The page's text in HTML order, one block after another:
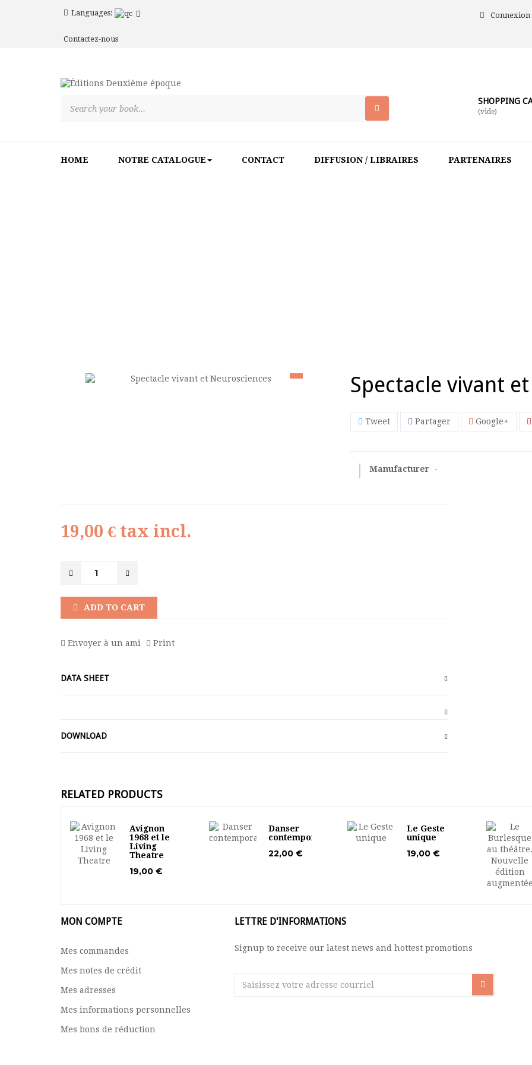
Languages: Connexion
Contactez-nous
SHOPPING
(vide)
HOME NOTRE CATALOGUE CONTACT DIFFUSION / LIBRAIRES PARTENAIRES
Spectacle vivant
Tweet Partager Google+
Manufacturer -
19,00 € tax incl.
ADD TO CART
Envoyer à un ami Print
DATA SHEET
DOWNLOAD
RELATED PRODUCTS
Avignon
1968 et le
Living
Theatre
19,00 €
Danser
contemporain
22,00 €
Le Geste
unique
19,00 €
MON COMPTE
Mes commandes
Mes notes de crédit
Mes adresses
Mes informations personnelles
Mes bons de réduction
LETTRE D'INFORMATIONS
Signup to receive our latest news and hottest promotions